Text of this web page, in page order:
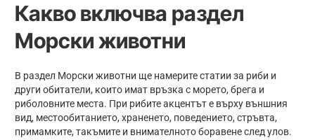
Какво включва раздел
Морски животни
В раздел Морски животни ще намерите статии за риби и
други обитатели, които имат връзка с морето, брега и
риболовните места. При рибите акцентът е върху външния
вид, местообитанието, храненето, поведението, стръвта,
примамките, такъмите и внимателното боравене след улов.